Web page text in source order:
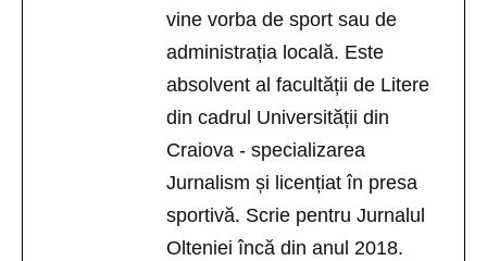
vine vorba de sport sau de
administrația locală. Este
absolvent al facultății de Litere
din cadrul Universității din
Craiova - specializarea
Jurnalism și licențiat în presa
sportivă. Scrie pentru Jurnalul
Olteniei încă din anul 2018.